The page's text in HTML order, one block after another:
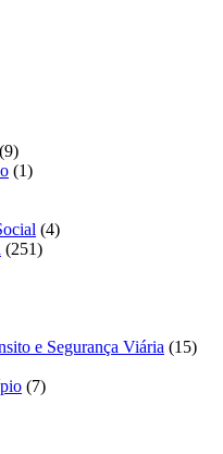
(9)
(1)
(4)
(251)
e Segurança Viária (15)
(7)